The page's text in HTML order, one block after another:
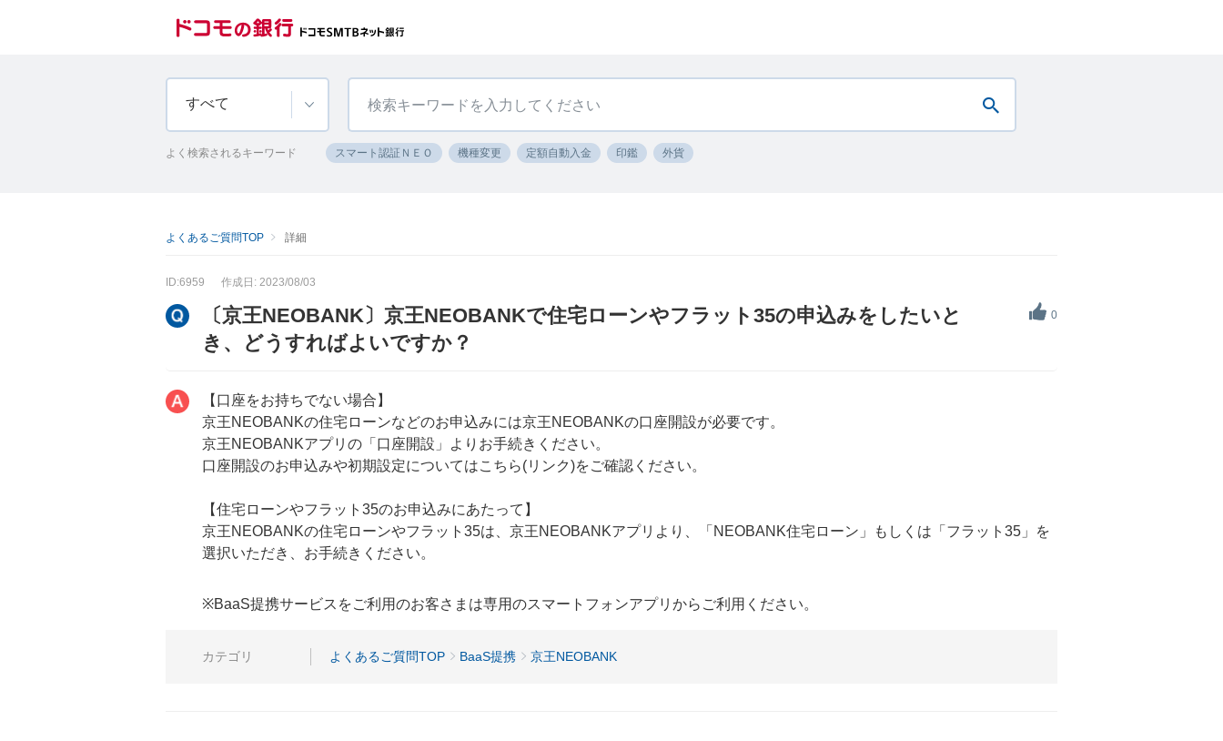
すべて
よく検索されるキーワード スマート認証ＮＥＯ 機種変更 定額自動入金 印鑑 外貨
よくあるご質問TOP 詳細
ID:6959 作成日: 2023/08/03
0
〔京王NEOBANK〕京王NEOBANKで住宅ローンやフラット35の申込みをしたいと
き、どうすればよいですか？
【口座をお持ちでない場合】
京王NEOBANKの住宅ローンなどのお申込みには京王NEOBANKの口座開設が必要です。
京王NEOBANKアプリの「口座開設」よりお手続きください。
口座開設のお申込みや初期設定についてはこちら(リンク)をご確認ください。
【住宅ローンやフラット35のお申込みにあたって】
京王NEOBANKの住宅ローンやフラット35は、京王NEOBANKアプリより、「NEOBANK住宅ローン」もしくは「フラット35」を
選択いただき、お手続きください。
※BaaS提携サービスをご利用のお客さまは専用のスマートフォンアプリからご利用ください。
カテゴリ よくあるご質問TOP BaaS提携 京王NEOBANK